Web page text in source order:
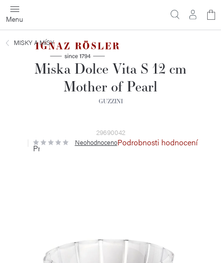
Přejít
na
obsah
MISKY A MÍSY
Miska Dolce Vita S 12 cm
Mother of Pearl
GUZZINI
29690042
Průměrné
hodnocení
NeohodnocenoPodrobnosti hodnocení